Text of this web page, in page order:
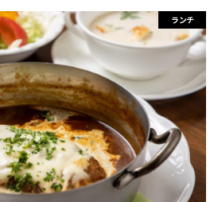
ランチ